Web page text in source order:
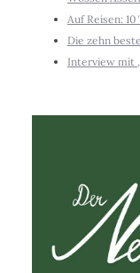
Auf Reisen:
Die zehn
Interview mit